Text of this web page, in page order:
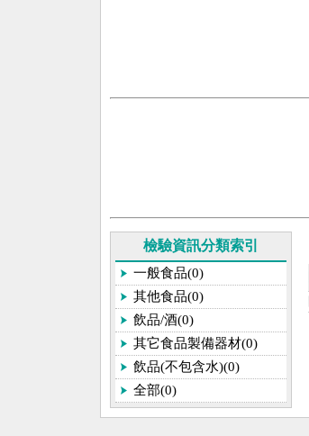
檢驗資訊分類索引
一般食品(0)
其他食品(0)
飲品/酒(0)
其它食品製備器材(0)
飲品(不包含水)(0)
全部(0)